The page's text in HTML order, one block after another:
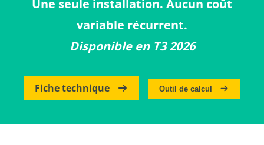
Une seule installation. Aucun coût
variable récurrent.
Disponible en T3 2026
Fiche technique Outil de calcul